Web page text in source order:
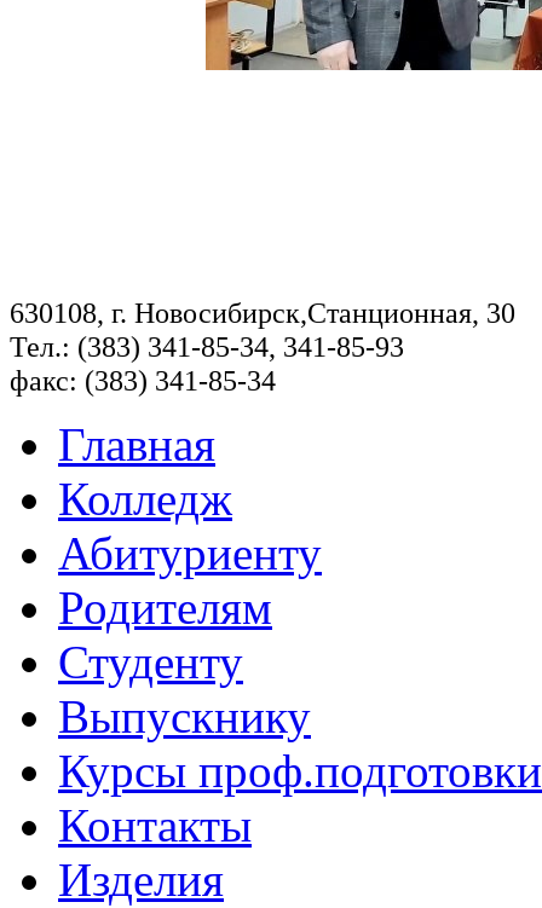
630108, г. Новосибирск,Станционная, 30
Тел.: (383) 341-85-34, 341-85-93
факс: (383) 341-85-34
Главная
Колледж
Абитуриенту
Родителям
Студенту
Выпускнику
Курсы проф.подготовки
Контакты
Изделия